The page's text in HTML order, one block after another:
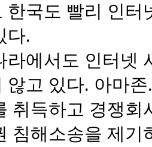
한국도 빨리 인터
다.
라에서도 인터넷
않고 있다. 아마
취득하고 경쟁회
침해소송을 제기